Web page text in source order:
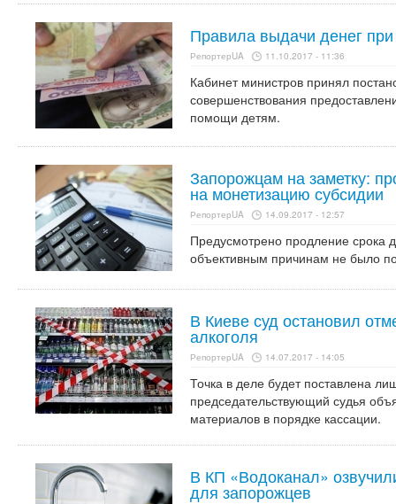
Правила выдачи денег
РепортерUA 11.10.2017 - 11:36
Кабинет министров принял
совершенствования
помощи детям.
Запорожцам на заметку:
на монетизацию субсидии
РепортерUA 14.09.2017 - 12:57
Предусмотрено продление срока
объективным причинам не было
В Киеве суд остановил
алкоголя
РепортерUA 14.07.2017 - 14:05
Точка в деле будет поставлена
председательствующий судья
материалов в порядке кассации.
В КП «Водоканал»
для запорожцев